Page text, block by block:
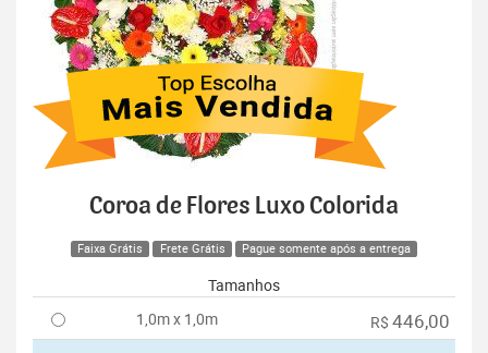
Coroa de Flores Luxo Colorida
Faixa Grátis Frete Grátis Pague somente após a entrega
Tamanhos
1,0m x 1,0m
R$ 446,00